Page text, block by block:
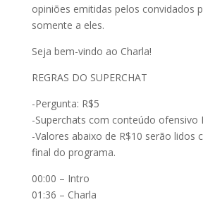
opiniões emitidas pelos convidados
somente a eles.
Seja bem-vindo ao Charla!
REGRAS DO SUPERCHAT
-Pergunta: R$5
-Superchats com conteúdo ofensivo
-Valores abaixo de R$10 serão lidos
final do programa.
00:00 – Intro
01:36 – Charla